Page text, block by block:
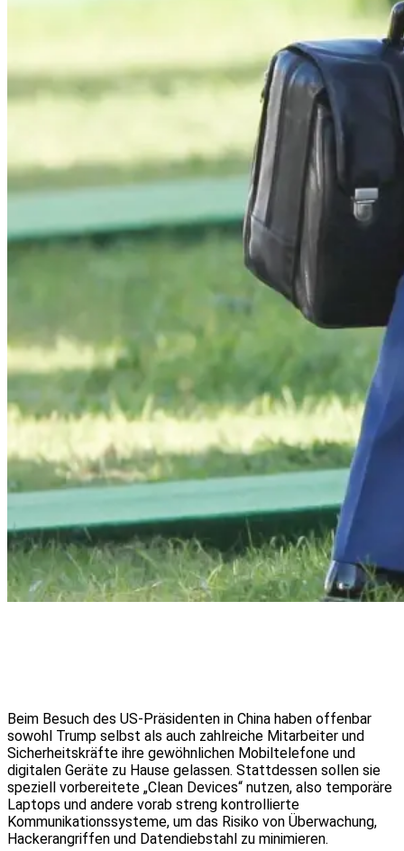
Beim Besuch des US-Präsidenten in China haben offenbar
sowohl Trump selbst als auch zahlreiche Mitarbeiter und
Sicherheitskräfte ihre gewöhnlichen Mobiltelefone und
digitalen Geräte zu Hause gelassen. Stattdessen sollen sie
speziell vorbereitete „Clean Devices“ nutzen, also temporäre
Laptops und andere vorab streng kontrollierte
Kommunikationssysteme, um das Risiko von Überwachung,
Hackerangriffen und Datendiebstahl zu minimieren.